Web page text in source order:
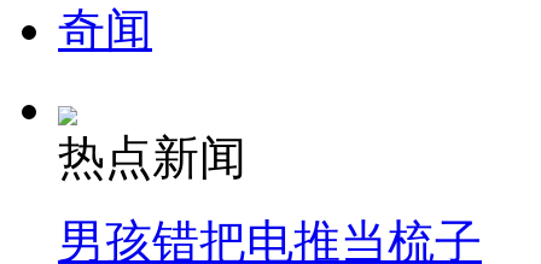
奇闻
热点新闻
男孩错把电推当梳子